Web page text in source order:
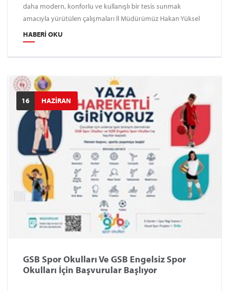
daha modern, konforlu ve kullanışlı bir tesis sunmak
amacıyla yürütülen çalışmaları İl Müdürümüz Hakan Yüksel
yerinde inceleyerek süreç hakkında bilgi aldı. Ordu’da spor
altyapısını güçlendirmek ve tesislerimizin hizmet kalitesini
artırmak için çalışmalarımızı kararlılıkla sürdürüyoruz.
HABERI OKU
16 HAZİRAN
GSB Spor Okulları Ve GSB Engelsiz Spor
Okulları İçin Başvurular Başlıyor